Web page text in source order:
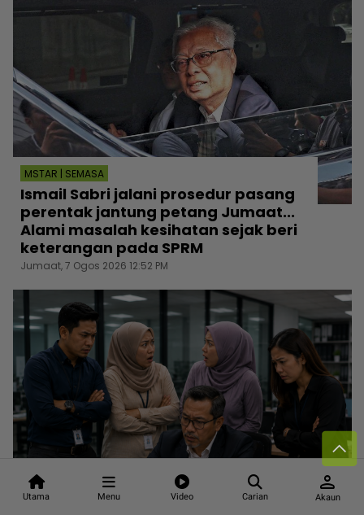
Utama Menu Video Carian
person
Akaun
MSTAR | SEMASA
Ismail Sabri jalani prosedur pasang
perentak jantung petang Jumaat...
Alami masalah kesihatan sejak beri
keterangan pada SPRM
Jumaat, 7 Ogos 2026 12:52 PM